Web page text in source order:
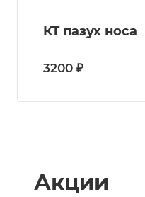
КТ пазух носа
3200 ₽
Акции